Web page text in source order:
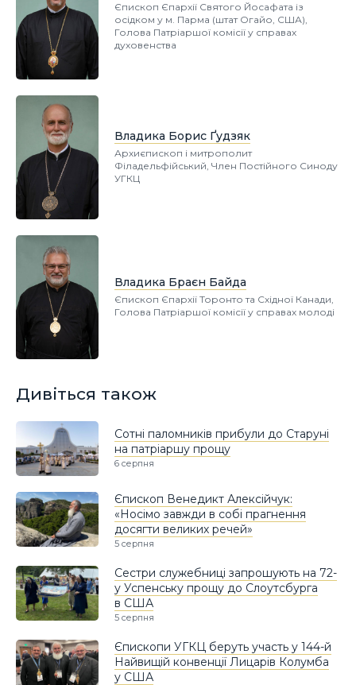
Єпископ Єпархії Святого Йосафата із
осідком у м. Парма (штат Огайо, США),
Голова Патріаршої комісії у справах
духовенства
Владика Борис Ґудзяк
Архиєпископ і митрополит
Філадельфійський, Член Постійного Синоду
УГКЦ
Владика Браєн Байда
Єпископ Єпархії Торонто та Східної Канади,
Голова Патріаршої комісії у справах молоді
Дивіться також
Сотні паломників прибули до Старуні
на патріаршу прощу
6 серпня
Єпископ Венедикт Алексійчук:
«Носімо завжди в собі прагнення
досягти великих речей»
5 серпня
Сестри служебниці запрошують на 72-
у Успенську прощу до Слоутсбурга
в США
5 серпня
Єпископи УГКЦ беруть участь у 144-й
Найвищій конвенції Лицарів Колумба
у США